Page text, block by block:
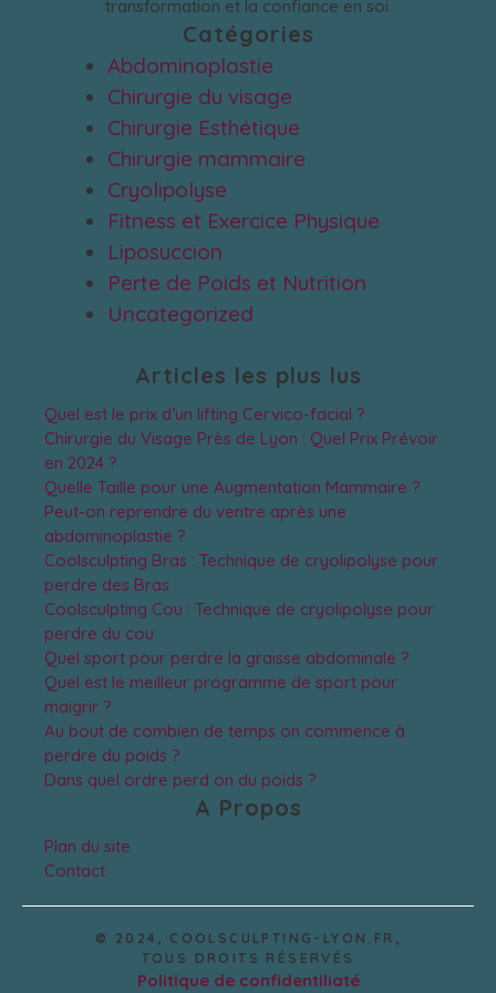
transformation et la confiance en soi.
Catégories
Abdominoplastie
Chirurgie du visage
Chirurgie Esthétique
Chirurgie mammaire
Cryolipolyse
Fitness et Exercice Physique
Liposuccion
Perte de Poids et Nutrition
Uncategorized
Articles les plus lus
Quel est le prix d’un lifting Cervico-facial ?
Chirurgie du Visage Près de Lyon : Quel Prix Prévoir
en 2024 ?
Quelle Taille pour une Augmentation Mammaire ?
Peut-on reprendre du ventre après une
abdominoplastie ?
Coolsculpting Bras : Technique de cryolipolyse pour
perdre des Bras
Coolsculpting Cou : Technique de cryolipolyse pour
perdre du cou
Quel sport pour perdre la graisse abdominale ?
Quel est le meilleur programme de sport pour
maigrir ?
Au bout de combien de temps on commence à
perdre du poids ?
Dans quel ordre perd on du poids ?
A Propos
Plan du site
Contact
© 2024, COOLSCULPTING-LYON.FR,
TOUS DROITS RÉSERVÉS
Politique de confidentiliaté